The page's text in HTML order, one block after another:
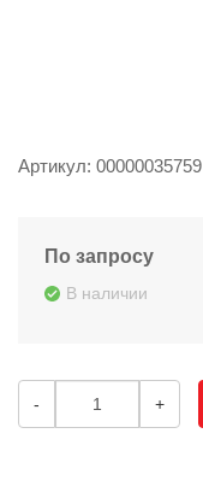
Артикул: 00000035759
По запросу
В наличии
- +